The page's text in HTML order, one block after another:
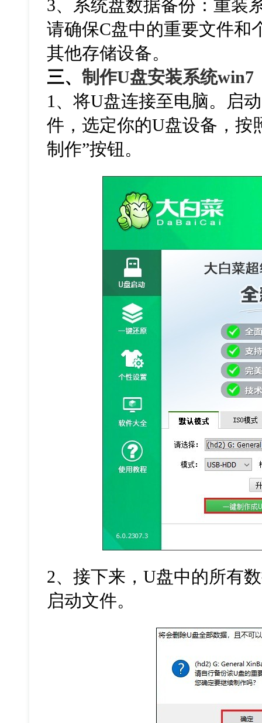
3、 系统盘数据备份：重装
请确保C盘中的重要文件和
其他存储设备。
三、制作U盘安装系统win7
1、将U盘连接至电脑。启
件，选定你的U盘设备，按
制作”按钮。
2、接下来，U盘中的所有
启动文件。